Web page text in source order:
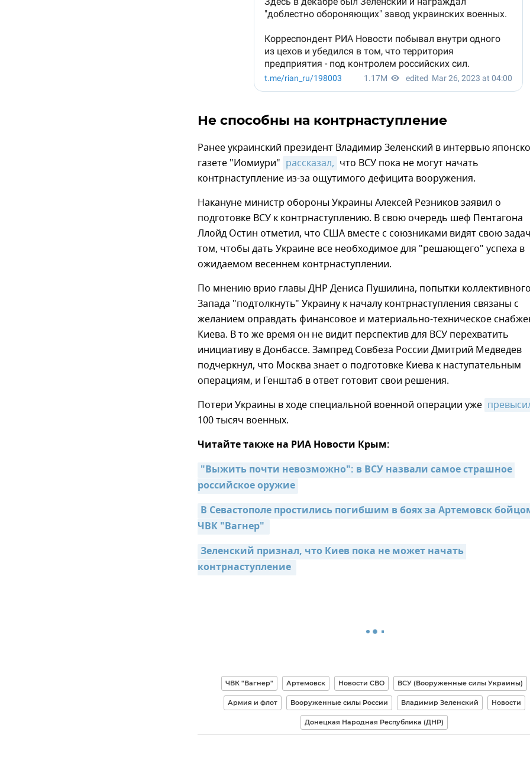
Не способны на контрнаступление
Ранее украинский президент Владимир Зеленский в интервью
газете "Иомиури" рассказал, что ВСУ пока не могут начать
контрнаступление из-за ощутимого дефицита вооружения.
Накануне министр обороны Украины Алексей Резников заявил о
подготовке ВСУ к контрнаступлению. В свою очередь шеф Пентагона
Ллойд Остин отметил, что США вместе с союзниками видят свою
том, чтобы дать Украине все необходимое для "решающего" успеха в
ожидаемом весеннем контрнаступлении.
По мнению врио главы ДНР Дениса Пушилина, попытки
Запада "подтолкнуть" Украину к началу контрнаступления связаны с
желанием оправдать финансовое и материально-техническое
Киева. В то же время он не видит перспектив для ВСУ перехватить
инициативу в Донбассе. Зампред Совбеза России Дмитрий Медведев
подчеркнул, что Москва знает о подготовке Киева к наступательным
операциям, и Генштаб в ответ готовит свои решения.
Потери Украины в ходе специальной военной операции уже
100 тысяч военных.
Читайте также на РИА Новости Крым:
"Выжить почти невозможно": в ВСУ назвали самое страшное
российское оружие
В Севастополе простились погибшим в боях за Артемовск
ЧВК "Вагнер"
Зеленский признал, что Киев пока не может начать
контрнаступление
ЧВК "Вагнер" Артемовск Новости СВО ВСУ (Вооруженные силы Украины)
Армия и флот Вооруженные силы России Владимир Зеленский Новости
Донецкая Народная Республика (ДНР)